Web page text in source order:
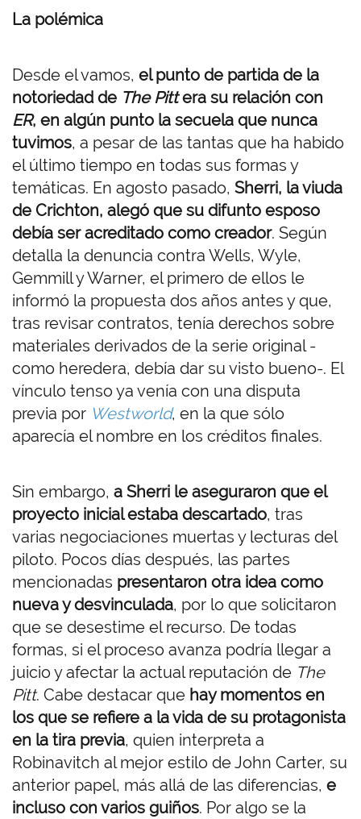
La polémica
Desde el vamos, el punto de partida de la
notoriedad de The Pittera su relación con
ER, en algún punto la secuela que nunca
tuvimos, a pesar de las tantas que ha habido
el último tiempo en todas sus formas y
temáticas. En agosto pasado, Sherri, la viuda
de Crichton, alegó que su difunto esposo
debía ser acreditado como creador. Según
detalla la denuncia contra Wells, Wyle,
Gemmill y Warner, el primero de ellos le
informó la propuesta dos años antes y que,
tras revisar contratos, tenía derechos sobre
materiales derivados de la serie original -
como heredera, debía dar su visto bueno-. El
vínculo tenso ya venía con una disputa
previa por Westworld, en la que sólo
aparecía el nombre en los créditos finales.
Sin embargo, a Sherri le aseguraron que el
proyecto inicial estaba descartado, tras
varias negociaciones muertas y lecturas del
piloto. Pocos días después, las partes
mencionadas presentaron otra idea como
nueva y desvinculada, por lo que solicitaron
que se desestime el recurso. De todas
formas, si el proceso avanza podría llegar a
juicio y afectar la actual reputación de The
Pitt. Cabe destacar que hay momentos en
los que se refiere a la vida de su protagonista
en la tira previa, quien interpreta a
Robinavitch al mejor estilo de John Carter, su
anterior papel, más allá de las diferencias, e
incluso con varios guiños. Por algo se la